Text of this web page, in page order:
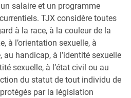
salaire et un programme
TJX considère toutes
à la race, à la couleur de la
à l’orientation sexuelle, à
au handicap, à l’identité sexuelle
sexuelle, à l’état civil ou au
du statut de tout individu de
par la législation